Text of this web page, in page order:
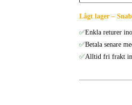
Life
–
Fukuoka
-
Unisex
T-
Shirt
quantity
Lågt lager –
✅Enkla returer
✅Betala senare
✅Alltid fri frakt